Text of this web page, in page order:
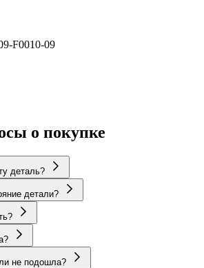
F0010-09
о покупке
деталь?
детали?
не подошла?